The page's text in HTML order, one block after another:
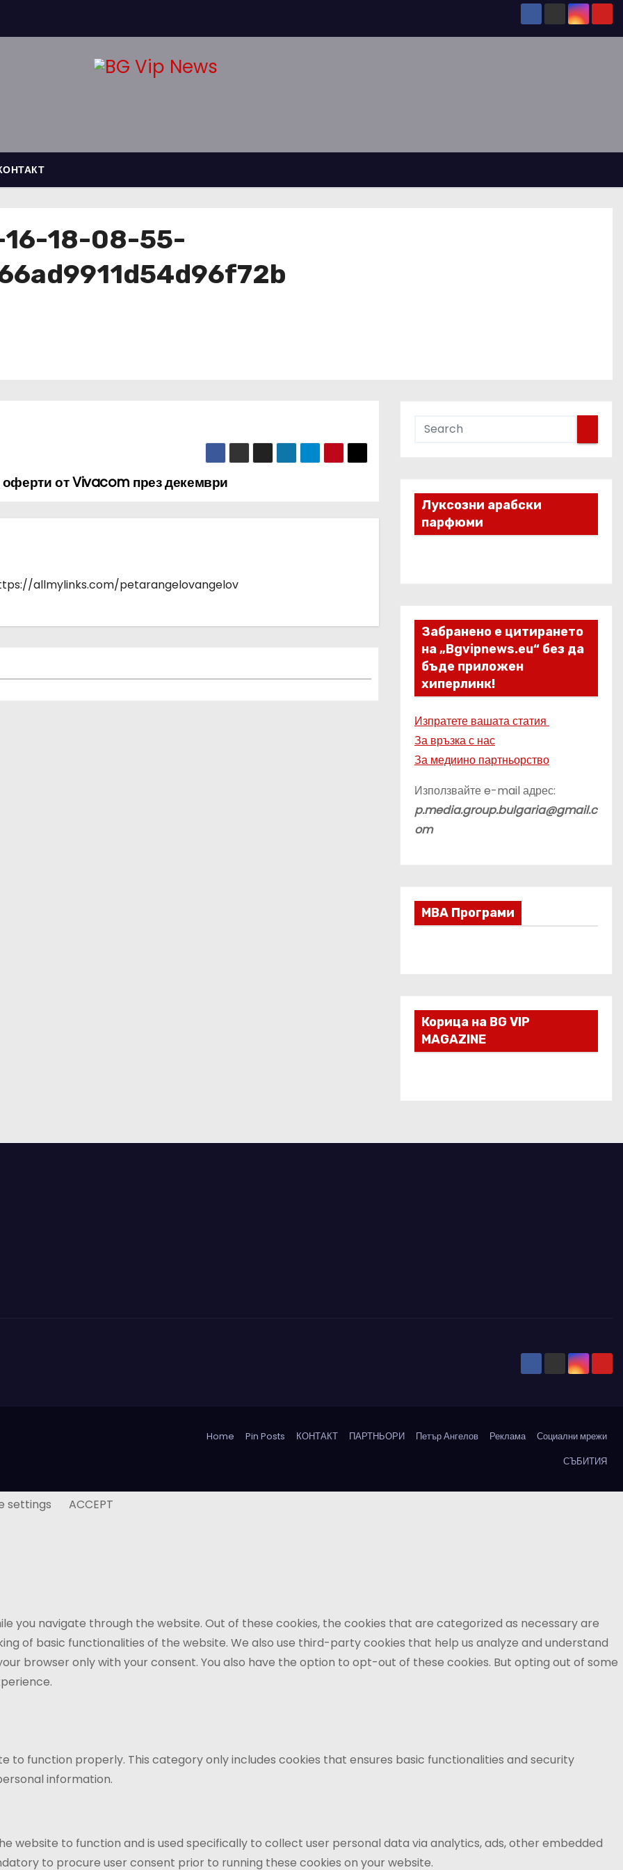
18-08-55-
оферти от Vivacom през декември
https://allmylinks.com/petarangelovangelov
Луксозни арабски
парфюми
Забранено е цитирането
на „Bgvipnews.eu“ без да
бъде приложен
хиперлинк!
Изпратете вашата статия
За връзка с нас
За медиино партньорство
Използвайте e-mail адрес:
p.media.group.bulgaria@gmail.c
om
МВА Програми
Корица на BG VIP
MAGAZINE
Home Pin Posts КОНТАКТ ПАРТНЬОРИ Петър Ангелов Реклама
Социални мрежи
СЪБИТИЯ
settings ACCEPT
you navigate through the website. Out of these cookies, the cookies that are categorized as necessary are
of basic functionalities of the website. We also use third-party cookies that help us analyze and understand
browser only with your consent. You also have the option to opt-out of these cookies. But opting out of some
to function properly. This category only includes cookies that ensures basic functionalities and security
information.
website to function and is used specifically to collect user personal data via analytics, ads, other embedded
to procure user consent prior to running these cookies on your website.